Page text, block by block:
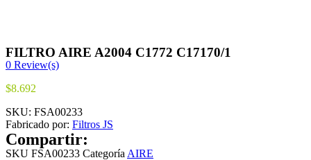
FILTRO AIRE A2004 C1772 C17170/1
0 Review(s)
$8.692
SKU: FSA00233
Fabricado por: Filtros JS
Compartir:
SKU FSA00233 Categoría AIRE